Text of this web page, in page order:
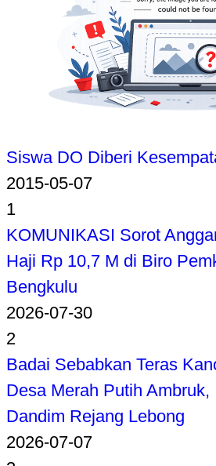
Siswa DO Diberi
2015-05-07
1
KOMUNIKASI Sorot
Haji Rp 10,7 M di Biro
Bengkulu
2026-07-30
2
Badai Sebabkan Teras
Desa Merah Putih Ambruk,
Dandim Rejang Lebong
2026-07-07